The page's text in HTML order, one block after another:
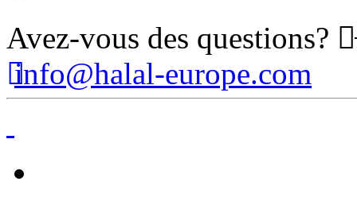
Avez-vous des questions?
info@halal-europe.com